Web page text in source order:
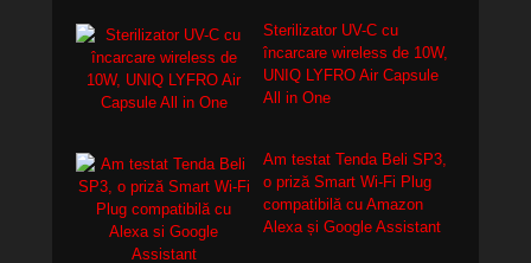
Sterilizator UV-C cu
încarcare wireless de 10W,
UNIQ LYFRO Air Capsule
All in One
Am testat Tenda Beli SP3,
o priză Smart Wi-Fi Plug
compatibilă cu Amazon
Alexa și Google Assistant